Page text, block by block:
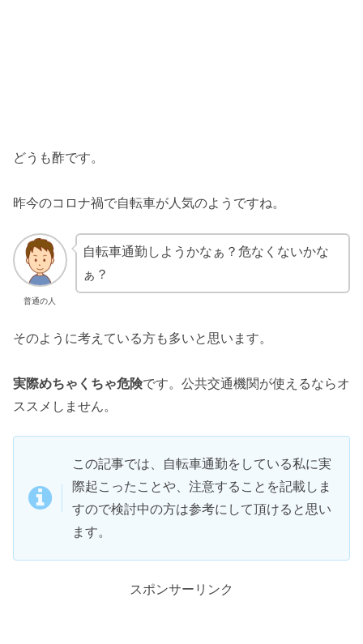
どうも酢です。
昨今のコロナ禍で自転車が人気のようですね。
普通の人
自転車通勤しようかなぁ？危なくないかな
ぁ？
そのように考えている方も多いと思います。
実際めちゃくちゃ危険です。公共交通機関が使えるならオ
ススメしません。
この記事では、自転車通勤をしている私に実
際起こったことや、注意することを記載しま
すので検討中の方は参考にして頂けると思い
ます。
スポンサーリンク